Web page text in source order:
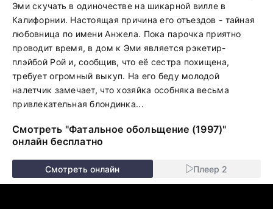
Эми скучать в одиночестве на шикарной вилле в
Калифорнии. Настоящая причина его отъездов - тайная
любовница по имени Анжела. Пока парочка приятно
проводит время, в дом к Эми является рэкетир-
плэйбой Рой и, сообщив, что её сестра похищена,
требует огромный выкуп. На его беду молодой
налетчик замечает, что хозяйка особняка весьма
привлекательная блондинка...
Смотреть "Фатальное обольщение (1997)"
онлайн бесплатно
Смотреть онлайн Плеер 2